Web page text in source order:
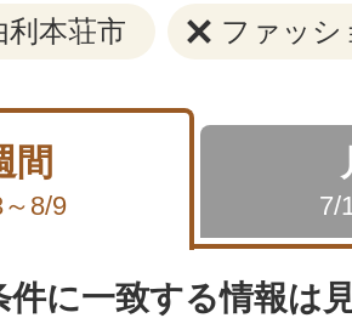
利本荘市 ファッシ
間
8/9 7/
件に一致する情報は